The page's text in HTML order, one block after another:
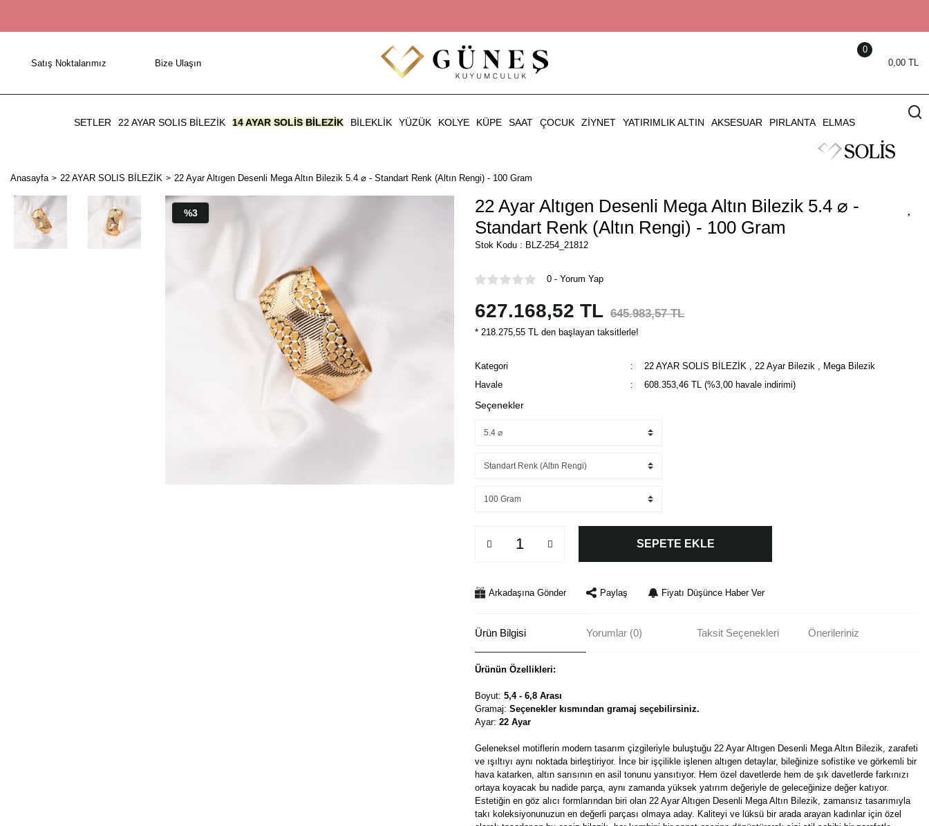
Satış Noktalarımız Bize Ulaşın 0,00 TL
0
SETLER 22 AYAR SOLIS BİLEZİK 14 AYAR SOLIS BILEZIK BILEKLIK YÜZÜK KOLYE KÜPE SAAT ÇOCUK ZIYNET YATIRIMLIK ALTIN AKSESUAR PIRLANTA ELMAS
Anasayfa 22 AYAR SOLIS BİLEZİK 22 Ayar Altıgen Desenli Mega Altın Bilezik 5.4 ⌀ - Standart Renk (Altın Rengi) - 100 Gram
%3
22 Ayar Altıgen Desenli Mega Altın Bilezik 5.4 ⌀ -
Standart Renk (Altın Rengi) - 100 Gram
Stok Kodu : BLZ-254_21812
0 - Yorum Yap
627.168,52 TL 645.983,57 TL
* 218.275,55 TL den başlayan taksitlerle!
Kategori 22 AYAR SOLIS BİLEZİK , 22 Ayar Bilezik , Mega Bilezik
Havale
608.353,46 TL (%3,00 havale indirimi)
Seçenekler
SEPETE EKLE
Arkadaşına Gönder Paylaş Fiyatı Düşünce Haber Ver
Ürün Bilgisi Yorumlar (0) Taksit Seçenekleri Önerileriniz
Ürünün Özellikleri:
Boyut: 5,4 - 6,8 Arası
Gramaj: Seçenekler kısmından gramaj seçebilirsiniz.
Ayar: 22 Ayar
Geleneksel motiflerin modern tasarım çizgileriyle buluştuğu 22 Ayar Altıgen Desenli Mega Altın Bilezik, zarafeti
ve ışıltıyı aynı noktada birleştiriyor. İnce bir işçilikle işlenen altıgen detaylar, bileğinize sofistike ve görkemli bir
hava katarken, altın sarısının en asil tonunu yansıtıyor. Hem özel davetlerde hem de şık davetlerde farkınızı
ortaya koyacak bu nadide parça, aynı zamanda yüksek yatırım değeriyle de geleceğinize değer katıyor.
Estetiğin en göz alıcı formlarından biri olan 22 Ayar Altıgen Desenli Mega Altın Bilezik, zamansız tasarımıyla
takı koleksiyonunuzun en değerli parçası olmaya aday. Kaliteyi ve lüksü bir arada arayan kadınlar için özel